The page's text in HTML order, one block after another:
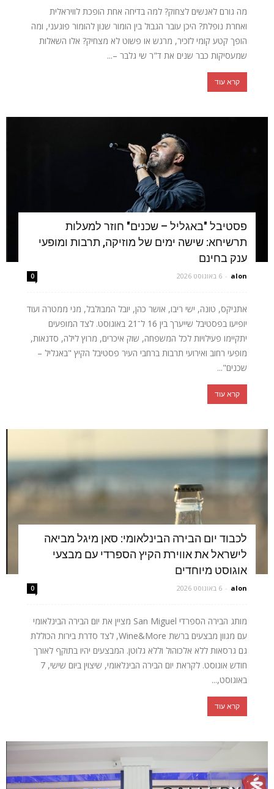
מה גורם לאנשים לצחוק? למה בדיחה אחת הופכת לוויראלית
ואחרת נופלת? היכן עובר הגבול בין הומור שנון להומור פוגעני, ומה
הופך קטע קומי לזכיר, מרגש או פשוט לא מצחיק? אלו השאלות
שמעסיקות כבר שנים את ד"ר שי גלבר –...
קרא עוד
פסטיבל "באגליל – שכנים" חוזר למעלות
תרשיחא: שישה ימים של מוזיקה, תרבות ומופעי
ענק בחינם
alon
- 6 באוגוסט 2026 0
אתניקס, טונה, ישי ריבו, אושר כהן, יובל המבולבל, מני ממטרה ועוד
יופיעו בפסטיבל שייערך בין 16 ל־21 באוגוסט. לצד המופעים
יתקיימו פעילויות לכל המשפחה, שוק איכרים, מרוץ לילה, סדנאות,
מופעי רחוב ואירועי תרבות ברחבי העיר פסטיבל הקיץ "באגליל –
שכנים"...
קרא עוד
לכבוד יום הבירה הבינלאומי: סאן מיגל מביאה
לישראל את אווירת הקיץ הספרדי עם מבצעי
אוגוסט מיוחדים
alon
- 6 באוגוסט 2026 0
מותג הבירה הספרדי San Miguel מציין את יום הבירה הבינלאומי
עם מגוון מבצעים ברשת Wine&More, לצד סדרת בירות הכוללת
גם גרסאות ללא אלכוהול וללא גלוטן. המבצעים יהיו בתוקף לאורך
חודש אוגוסט. לקראת יום הבירה הבינלאומי, שיצוין ביום שישי, 7
באוגוסט,...
קרא עוד